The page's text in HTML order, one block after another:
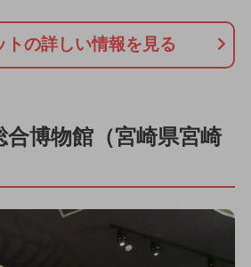
トの詳しい情報を見る
合博物館（宮崎県宮崎